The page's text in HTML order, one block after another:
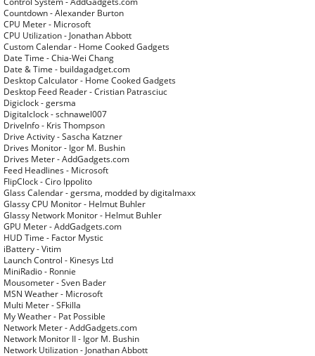
Countdown - Alexander Burton
CPU Meter - Microsoft
CPU Utilization - Jonathan Abbott
Custom Calendar - Home Cooked Gadgets
Date Time - Chia-Wei Chang
Date & Time - buildagadget.com
Desktop Calculator - Home Cooked Gadgets
Desktop Feed Reader - Cristian Patrasciuc
Digiclock - gersma
Digitalclock - schnawel007
DriveInfo - Kris Thompson
Drive Activity - Sascha Katzner
Drives Monitor - Igor M. Bushin
Drives Meter - AddGadgets.com
Feed Headlines - Microsoft
FlipClock - Ciro Ippolito
Glass Calendar - gersma, modded by digitalmaxx
Glassy CPU Monitor - Helmut Buhler
Glassy Network Monitor - Helmut Buhler
GPU Meter - AddGadgets.com
HUD Time - Factor Mystic
iBattery - Vitim
Launch Control - Kinesys Ltd
MiniRadio - Ronnie
Mousometer - Sven Bader
MSN Weather - Microsoft
Multi Meter - SFkilla
My Weather - Pat Possible
Network Meter - AddGadgets.com
Network Monitor II - Igor M. Bushin
Network Utilization - Jonathan Abbott